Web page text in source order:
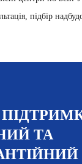
підбір
ТА